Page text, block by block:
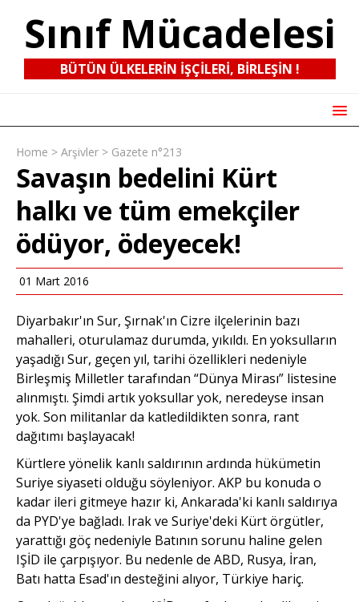
Sınıf Mücadelesi
BÜTÜN ÜLKELERIN IŞÇILERI, BIRLEŞIN !
Home > Arşivler > Gazete n°213
Savaşın bedelini Kürt
halkı ve tüm emekçiler
ödüyor, ödeyecek!
01 Mart 2016
Diyarbakır'ın Sur, Şırnak'ın Cizre ilçelerinin bazı
mahalleri, oturulamaz durumda, yıkıldı. En yoksulların
yaşadığı Sur, geçen yıl, tarihi özellikleri nedeniyle
Birleşmiş Milletler tarafından “Dünya Mirası” listesine
alınmıştı. Şimdi artık yoksullar yok, neredeyse insan
yok. Son militanlar da katledildikten sonra, rant
dağıtımı başlayacak!
Kürtlere yönelik kanlı saldırının ardında hükümetin
Suriye siyaseti olduğu söyleniyor. AKP bu konuda o
kadar ileri gitmeye hazır ki, Ankarada'ki kanlı saldırıya
da PYD'ye bağladı. Irak ve Suriye'deki Kürt örgütler,
yarattığı göç nedeniyle Batının sorunu haline gelen
IŞİD ile çarpışıyor. Bu nedenle de ABD, Rusya, İran,
Batı hatta Esad'ın desteğini alıyor, Türkiye hariç.